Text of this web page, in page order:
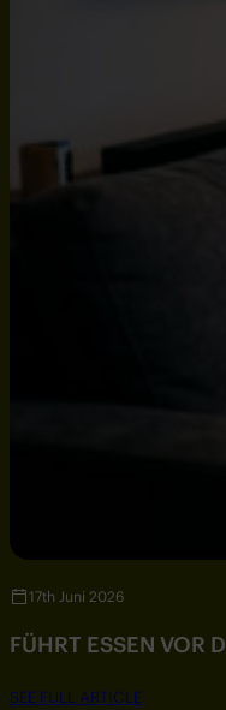
17th Juni 2026
FÜHRT ESSEN VOR
SEE FULL ARTICLE